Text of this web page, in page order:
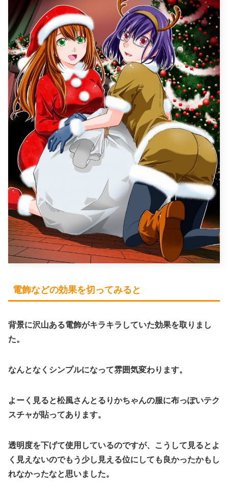
電飾などの効果を切ってみると
背景に沢山ある電飾がキラキラしていた効果を取りまし
た。
なんとなくシンプルになって雰囲気変わります。
よーく見ると松風さんとるりかちゃんの服に布っぽいテク
スチャが貼ってあります。
透明度を下げて使用しているのですが、こうして見るとよ
く見えないのでもう少し見える位にしても良かったかもし
れなかったなと思いました。